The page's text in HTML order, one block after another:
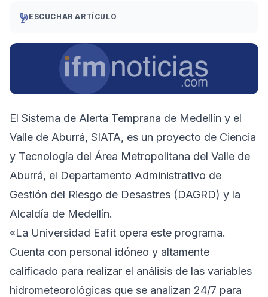
ESCUCHAR ARTÍCULO
El Sistema de Alerta Temprana de Medellín y el
Valle de Aburrá, SIATA​, es un proyecto de Ciencia
y Tecnología del Área Metropolitana del Valle de
Aburrá, el Departamento Administrativo de
Gestión del Riesgo de Desastres (DAGRD) y la
Alcaldía de Medellín.
«La Universidad Eafit opera este programa.
Cuenta con personal idóneo y altamente
calificado para realizar el análisis de las variables
hidrometeorológicas que se analizan 24/7 para